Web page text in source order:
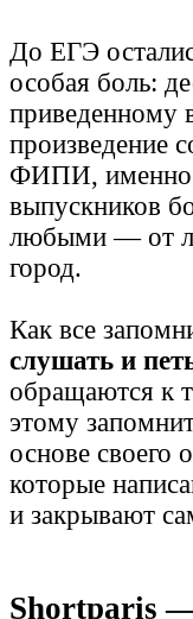
До ЕГЭ
особая боль:
приведенному
произведение
ФИПИ, именно
выпускников
любыми — от
город.
Как все
слушать и
обращаются к
этому
основе своего
которые
и закрывают
Shortparis